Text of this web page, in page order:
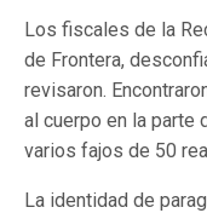
Los fiscales de la
de Frontera,
revisaron.
al cuerpo en la parte
varios fajos de 50
La identidad de